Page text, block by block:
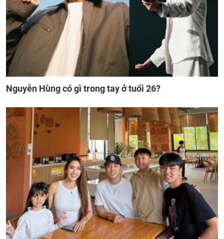
Nguyễn Hùng có gì trong tay ở tuổi 26?